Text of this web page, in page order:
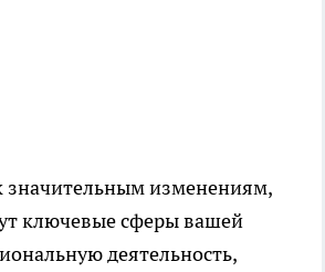
значительным изменениям,
ключевые сферы вашей
деятельность,